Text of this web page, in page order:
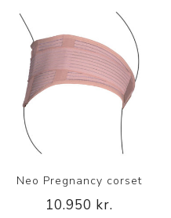
Neo Pregnancy corset
10.950 kr.